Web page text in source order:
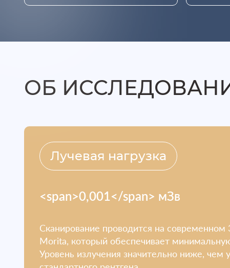
ОБ
Лучевая нагрузка
<span>0,001</span> мЗв
Сканирование проводится на современном
Morita, который обеспечивает
Уровень излучения значительно ниже, чем